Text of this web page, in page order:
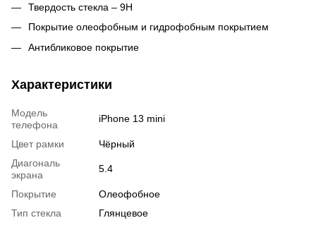
Твердость стекла – 9H
Покрытие олеофобным и гидрофобным покрытием
Антибликовое покрытие
Характеристики
Модель
телефона
iPhone 13 mini
Цвет рамки
Чёрный
Диагональ
экрана
5.4
Покрытие
Олеофобное
Тип стекла
Глянцевое